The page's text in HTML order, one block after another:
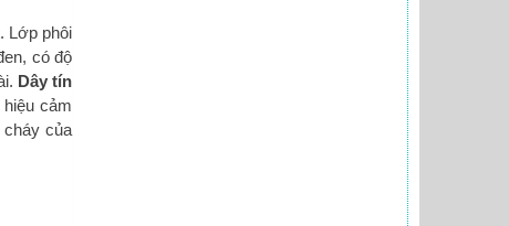
Lớp phôi
có độ
Dây tín
cảm
của